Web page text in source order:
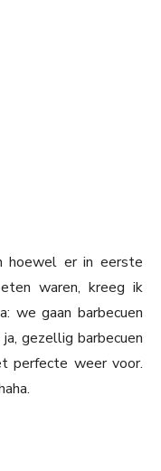
hoewel er in eerste
waren, kreeg ik
we gaan barbecuen
gezellig barbecuen
perfecte weer voor.